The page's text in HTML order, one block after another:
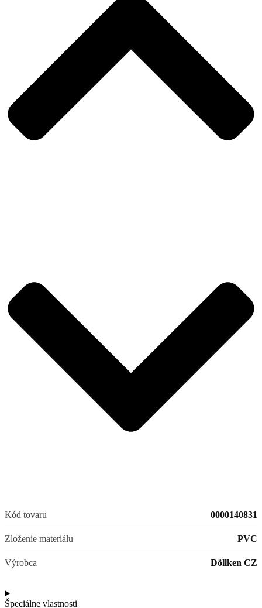
Kód tovaru 0000140831
Zloženie materiálu PVC
Výrobca Döllken CZ
Špeciálne vlastnosti